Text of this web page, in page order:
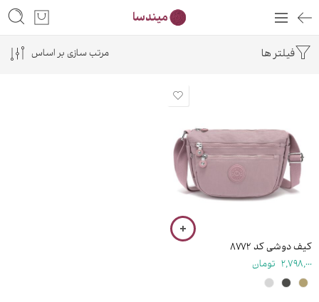
فیلتر ها مرتب سازی بر اساس
کیف دوشی کد ۸۷۷۲
2,798,000 تومان
۱۹ سانتی متر